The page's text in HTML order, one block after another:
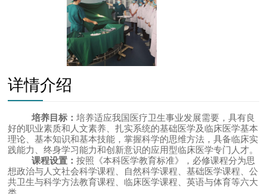
详情介绍
培养目标：培养适应我国医疗卫生事业发展需要，具有良
好的职业素质和人文素养、扎实系统的基础医学及临床医学基本
理论、基本知识和基本技能，掌握科学的思维方法，具备临床实
践能力、终身学习能力和创新意识的应用型临床医学专门人才。
课程设置：按照《本科医学教育标准》，必修课程分为思
想政治与人文社会科学课程、自然科学课程、基础医学课程、公
共卫生与科学方法教育课程、临床医学课程、英语与体育等六大